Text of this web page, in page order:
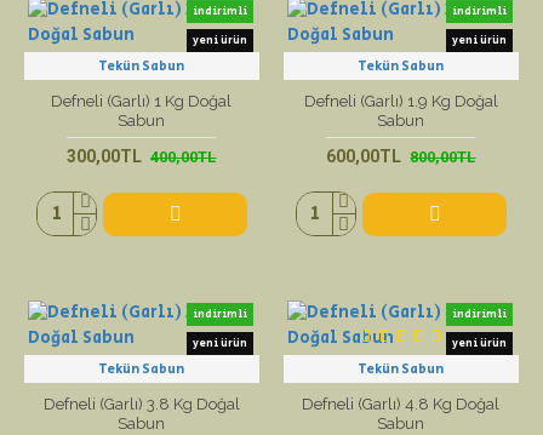
indirimli
yeni ürün
Tekün Sabun
Defneli (Garlı) 1 Kg Doğal
Sabun
300,00TL 400,00TL
indirimli
yeni ürün
Tekün Sabun
Defneli (Garlı) 1.9 Kg Doğal
Sabun
600,00TL 800,00TL
indirimli
yeni ürün
Tekün Sabun
Defneli (Garlı) 3.8 Kg Doğal
Sabun
indirimli
yeni ürün
Tekün Sabun
Defneli (Garlı) 4.8 Kg Doğal
Sabun